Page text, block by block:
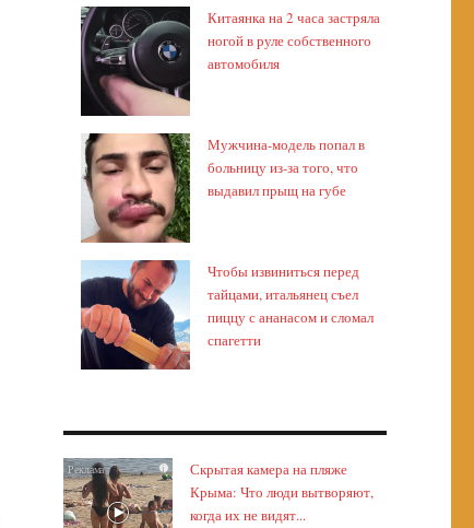
Китаянка на 2 часа застряла
ногой в руле собственного
автомобиля
Мужчина-модель попал в
больницу из-за того, что
выдавил прыщ на губе
Чтобы извиниться перед
тайцами, итальянец съел
пиццу с ананасом и сломал
спагетти
i
Скрытая камера на пляже
Крыма: Что люди вытворяют,
когда их не видят...